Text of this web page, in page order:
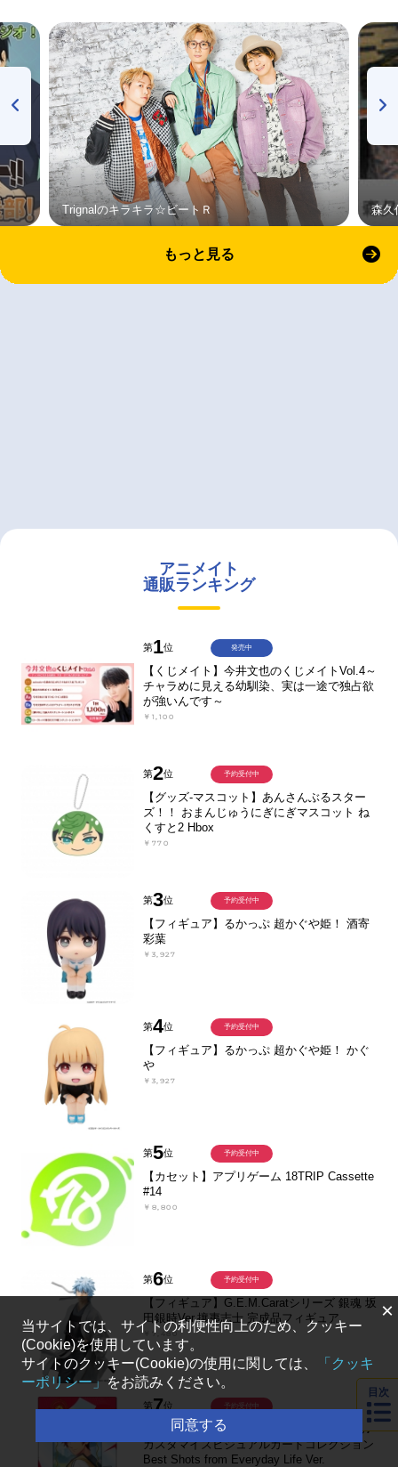
Trignalのキラキラ☆ビートＲ 森久
もっと見る
アニメイト
通販ランキング
第1位
【くじメイト】今井文也のくじメイトVol.4～
チャラめに見える幼馴染、実は一途で独占欲
が強いんです～
￥1,100
発売中
第2位
【グッズ-マスコット】あんさんぶるスター
ズ！！ おまんじゅうにぎにぎマスコット ね
くすと2 Hbox
￥770
予約受付中
第3位
【フィギュア】るかっぷ 超かぐや姫！ 酒寄
彩葉
￥3,927
予約受付中
第4位
【フィギュア】るかっぷ 超かぐや姫！ かぐ
や
￥3,927
予約受付中
第5位
【カセット】アプリゲーム 18TRIP Cassette
#14
￥8,800
予約受付中
第6位
【フィギュア】G.E.M.Caratシリーズ 銀魂 坂
田銀時Ver.攘夷志士 完成品フィギュア
￥7,480
予約受付中
第7位
【グッズ-カード】うたの☆プリンスさまっ♪
カスタマイズビジュアルカードコレクション
Best Shots from Everyday Life Ver.
予約受付中
目次
×
当サイトでは、サイトの利便性向上のため、クッキー
(Cookie)を使用しています。
サイトのクッキー(Cookie)の使用に関しては、
「クッキ
ーポリシー」をお読みください。
同意する